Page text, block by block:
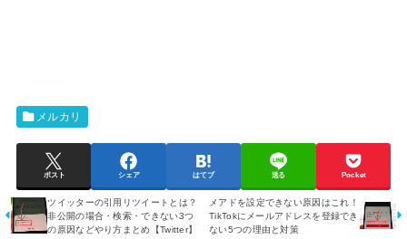
メルカリ
ポスト シェア はてブ 送る Pocket
ツイッターの引用リツイートとは？
非公開の場合・検索・できない3つ
の原因などやり方まとめ【Twitter】
メアドを設定できない原因はこれ！
TikTokにメールアドレスを登録でき
ない5つの理由と対策